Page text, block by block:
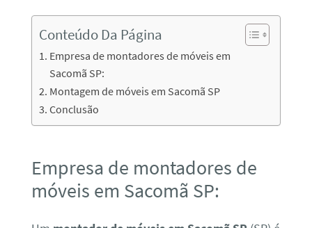
Conteúdo Da Página
Empresa de montadores de móveis em
Sacomã SP:
Montagem de móveis em Sacomã SP
Conclusão
Empresa de montadores de
móveis em Sacomã SP: